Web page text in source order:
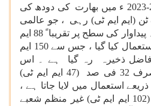
2023- ء میں بھارت کی دودھ کی
میٹرک ٹن (ایم ایم ٹی) رہی ، جو عالمی
پیداوار کا 25 فی صد ہے ۔ پیداوار کی سطح پر تقریبا ً 88 ایم
ایم ٹی (37 فی صد ) کا استعمال کیا گیا ، جس سے 150 ایم
فاضل ذخیرہ رہ گیا ہے ۔ اس
فاضل ذخیرے میں سے صرف 32 فی صد (47 ایم ایم ٹی)
استعمال میں لایا جاتا ہے ،
جب کہ باقی 68 فی صد (102 ایم ایم ٹی) غیر منظم شعبے